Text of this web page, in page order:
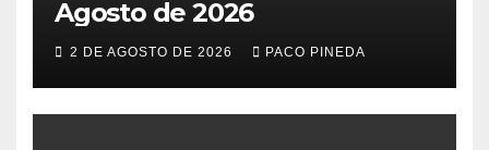
Agosto de 2026
2 DE AGOSTO DE 2026 PACO PINEDA